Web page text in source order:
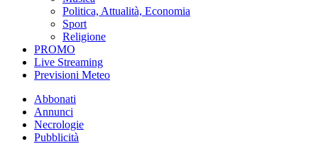
Politica, Attualità, Economia
Sport
Religione
PROMO
Live Streaming
Previsioni Meteo
Abbonati
Annunci
Necrologie
Pubblicità